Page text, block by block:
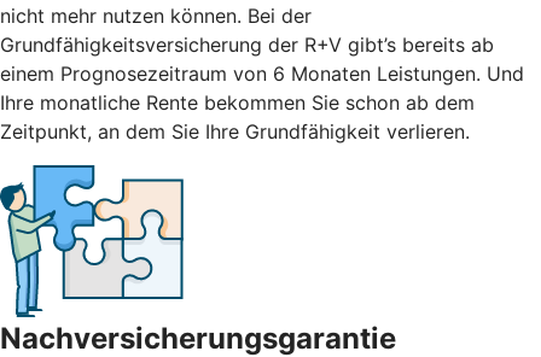
nicht mehr nutzen können. Bei der
Grundfähigkeitsversicherung der R+V gibt’s bereits ab
einem Prognosezeitraum von 6 Monaten Leistungen. Und
Ihre monatliche Rente bekommen Sie schon ab dem
Zeitpunkt, an dem Sie Ihre Grundfähigkeit verlieren.
Nachversicherungsgarantie